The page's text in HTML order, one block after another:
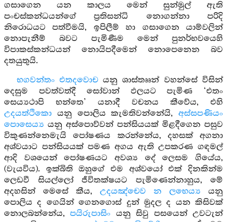
ගසාගෙන යන කාලය මෙන් සුන්මුල් ඇති
පංචස්කන්ධයන්ගේ ප්‍රතිසන්ධි නොගන්නා පරිදි
නිරොධයට පත්වීමයි, ඉපිලීම් හා ගසාගෙන යාම්වලින්
නොපැනීම් බවට පැමිණීම මෙන් පුනර්භවයෙහි
විපාකස්කන්ධයන් නොයිපදීමෙන් නොපෙනෙන බව
දතයුතුයි.
භගවන්තං එතදවොචයනු ශාස්තෲන් වහන්සේ විසින්
දෙසුම පවත්වත්දී සෝවාන් ඵලයට පැමිණ ‘එතං
සෙය්‍යථාපි භන්තෙ’ යනාදී වචනය කීවේය, එහි
උදයත්ථිකො යනු පොලිය කැමතිවන්නේයි, අස්සපණියං
පොසෙය්‍ය යනු අස්පොව්වන් පන්සියයක් මිළදීගෙන පසුව
විකුණන්නෙමැයි පෝෂණය කරන්නේය, දහසක් අගනා
අශ්වයාට පන්සියයක් පමණ අගය ඇති උපකරණ ගඳමල්
ආදි වශයෙන් පෝෂණයට අවශ්‍ය දේ ලෙසම ගියේය,
(වැයවිය). ඉක්බිති ඔහුගේ එම අශ්වයෝ එක් දිනකින්ම
ලෙඩවී සියල්ලෝ ජීවිතක්ෂයට පැමිණෙන්නාහුය, මේ
අදහසින් මෙසේ කීය, උදයඤ්චෙව න ලභෙය්‍ය යනු
පොලිය ද ගෙයින් ගෙනගොස් දුන් මුදල ද යන කිසිවක්
නොලබන්නේය,පයිරුපාසිං යනු සිවු පසයෙන් උවටැන්